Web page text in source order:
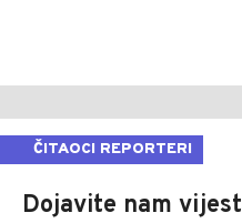
ČITAOCI REPORTERI
Dojavite nam vijest